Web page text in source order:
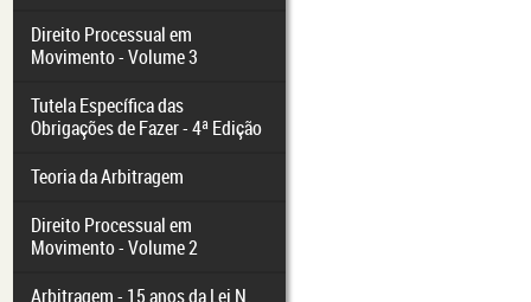
Direito Processual em
Movimento - Volume 3
Tutela Específica das
Obrigações de Fazer - 4ª Edição
Teoria da Arbitragem
Direito Processual em
Movimento - Volume 2
Arbitragem - 15 anos da Lei N.